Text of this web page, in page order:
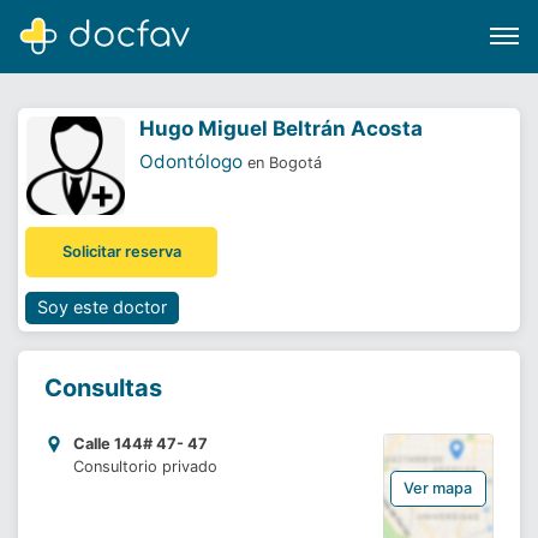
Software para clínicas
¿Eres un doctor?
Hugo Miguel Beltrán Acosta
Odontólogo en Bogotá
Solicitar reserva
Soy este doctor
Consultas
Calle 144# 47- 47
Consultorio privado
Ver mapa